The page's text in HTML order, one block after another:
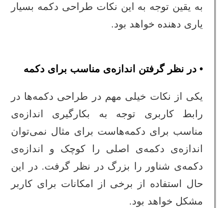
به یقین توجه به این نکات طراحی دکمه بسیار
یاری دهنده خواهد بود.
• در نظر گرفتن اندازه‌ی مناسب برای دکمه
یکی از نکات خیلی مهم در طراحی دکمه‌ها در
رابط کاربری توجه به بکارگیری اندازه‌ی
مناسب برای دکمه‌هاست برای مثال نمی‌توان
اندازه‌ی دکمه‌ی اصلی را کوچک و اندازه‌ی
دکمه‌ی شناور را بزرگ در نظر گرفت. در این
حال استفاده از برخی از امکانات برای کاربر
مشکل خواهد بود.